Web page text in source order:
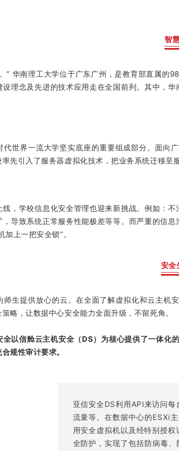
智
” 华南理工大学位于广东广州，是教育部直属的
设理念及先进的技术应用走在全国前列。其中，
代世界一流大学坚实底座的重要组成部分。面向
先引入了服务器虚拟化技术，把业务系统迁移至
，学校信息化安全管理也迎来新挑战。例如：
导致系统正常服务性能极差等等。而严重的信
加上一把安全锁”。
安全
师生提供放心的云。在全面了解虚拟化和云主
略，让数据中心安全能力全面升级，不留死角。
全以信舱云主机安全（DS）为核心提供了一体化
规性审计要求。
亚信安全DS利用API来访问
流量等。在数据中心的ESXi
用安全虚拟机以及经特别授
全防护，实现了包括防病毒